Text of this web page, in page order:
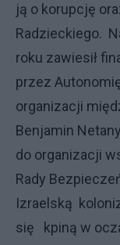
ją o korupcję
Radzieckiego.
roku zawiesił
przez
organizacji
Benjamin
do organizacji
Rady
Izraelską
się kpiną w